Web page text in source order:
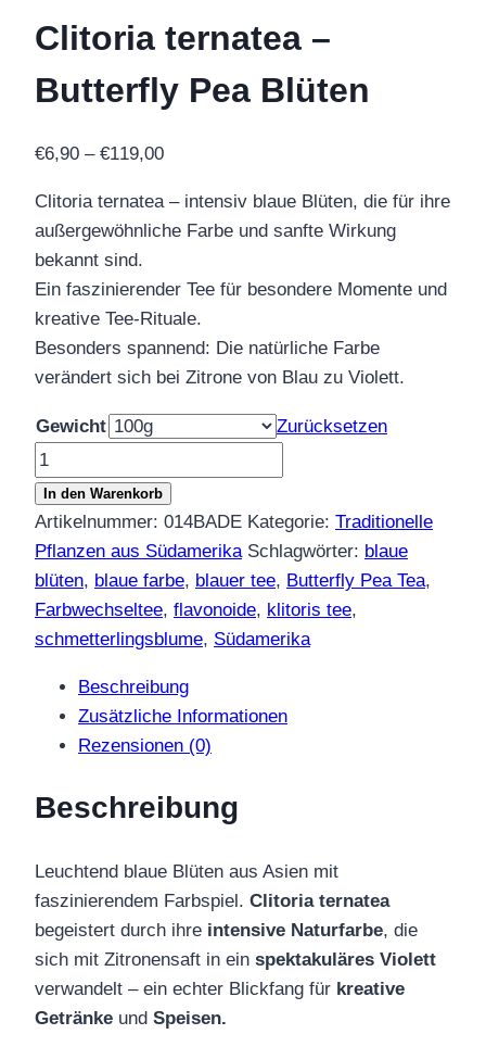
Clitoria ternatea –
Butterfly Pea Blüten
€6,90 – €119,00Preisspanne:
bis
€119,00
Clitoria ternatea – intensiv blaue Blüten, die für ihre
außergewöhnliche Farbe und sanfte Wirkung
bekannt sind.
Ein faszinierender Tee für besondere Momente und
kreative Tee-Rituale.
Besonders spannend: Die natürliche Farbe
verändert sich bei Zitrone von Blau zu Violett.
Gewicht
Zurücksetzen
Clitoria
ternatea
–
Butterfly
Pea
Blüten
Menge
In den Warenkorb
Artikelnummer: 014BADE Kategorie: Traditionelle
Pflanzen aus Südamerika Schlagwörter: blaue
blüten, blaue farbe, blauer tee, Butterfly Pea Tea,
Farbwechseltee, flavonoide, klitoris tee,
schmetterlingsblume, Südamerika
Beschreibung
Zusätzliche Informationen
Rezensionen (0)
Beschreibung
Leuchtend blaue Blüten aus Asien mit
faszinierendem Farbspiel. Clitoria ternatea
begeistert durch ihre intensive Naturfarbe, die
sich mit Zitronensaft in ein spektakuläres Violett
verwandelt – ein echter Blickfang für kreative
Getränke und Speisen.